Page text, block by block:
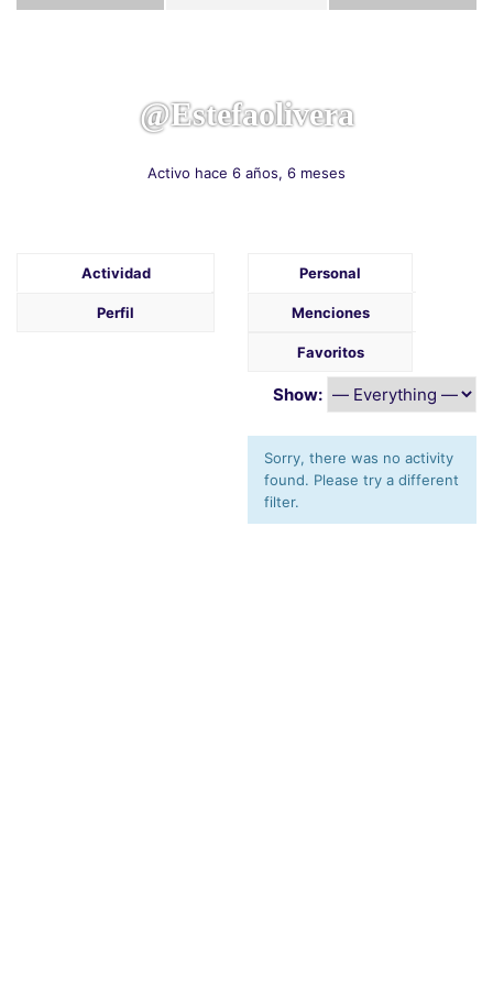
@estefaolivera
Activo hace 6 años, 6 meses
Actividad
Perfil
Personal
Menciones
Favoritos
Show:
Sorry, there was no activity
found. Please try a different
filter.